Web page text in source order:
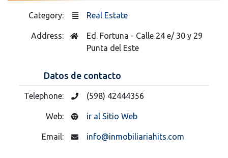
Category: Real Estate
Address:
Ed. Fortuna - Calle 24 e/ 30 y 29
Punta del Este
Datos de contacto
Telephone: (598) 42444356
Web: ir al Sitio Web
Email: info@inmobiliariahits.com